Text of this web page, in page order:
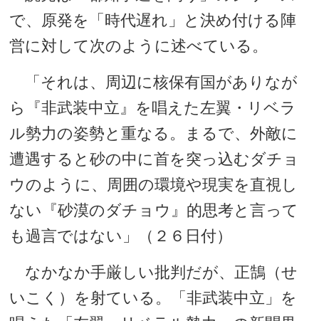
で、原発を「時代遅れ」と決め付ける陣
営に対して次のように述べている。
「それは、周辺に核保有国がありなが
ら『非武装中立』を唱えた左翼・リベラ
ル勢力の姿勢と重なる。まるで、外敵に
遭遇すると砂の中に首を突っ込むダチョ
ウのように、周囲の環境や現実を直視し
ない『砂漠のダチョウ』的思考と言って
も過言ではない」（２６日付）
なかなか手厳しい批判だが、正鵠（せ
いこく）を射ている。「非武装中立」を